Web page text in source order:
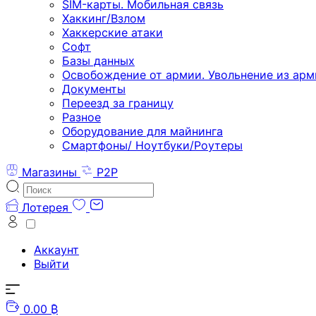
SIM-карты. Мобильная связь
Хаккинг/Взлом
Хаккерские атаки
Софт
Базы данных
Освобождение от армии. Увольнение из
Документы
Переезд за границу
Разное
Оборудование для майнинга
Смартфоны/ Ноутбуки/Роутеры
Магазины
P2P
Лотерея
Аккаунт
Выйти
0.00 ₿